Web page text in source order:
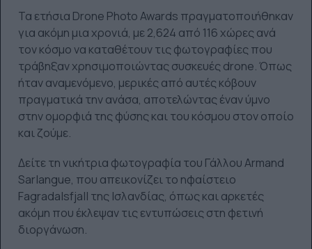
Τα ετήσια Drone Photo Awards πραγματοποιήθηκαν
για ακόμη μια χρονιά, με 2,624 από 116 χώρες ανά
τον κόσμο να καταθέτουν τις φωτογραφίες που
τράβηξαν χρησιμοποιώντας συσκευές drone. Όπως
ήταν αναμενόμενο, μερικές από αυτές κόβουν
πραγματικά την ανάσα, αποτελώντας έναν ύμνο
στην ομορφιά της φύσης και του κόσμου στον οποίο
και ζούμε.
Δείτε τη νικήτρια φωτογραφία του Γάλλου Armand
Sarlangue, που απεικονίζει το ηφαίστειο
Fagradalsfjall της Ισλανδίας, όπως και αρκετές
ακόμη που έκλεψαν τις εντυπώσεις στη φετινή
διοργάνωση.